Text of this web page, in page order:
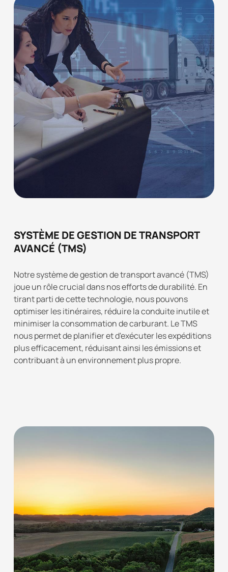
SYSTÈME DE GESTION DE TRANSPORT
AVANCÉ (TMS)
Notre système de gestion de transport avancé (TMS)
joue un rôle crucial dans nos efforts de durabilité. En
tirant parti de cette technologie, nous pouvons
optimiser les itinéraires, réduire la conduite inutile et
minimiser la consommation de carburant. Le TMS
nous permet de planifier et d'exécuter les expéditions
plus efficacement, réduisant ainsi les émissions et
contribuant à un environnement plus propre.